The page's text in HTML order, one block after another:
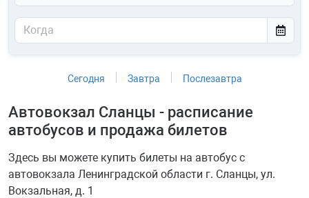
Сегодня Завтра Послезавтра
Автовокзал Сланцы - расписание
автобусов и продажа билетов
Здесь вы можете купить билеты на автобус с
автовокзала Ленинградской области г. Сланцы, ул.
Вокзальная, д. 1